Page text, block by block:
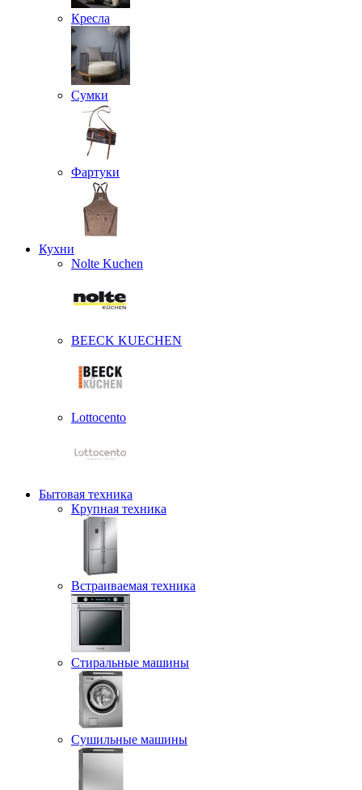
Кресла
Сумки
Фартуки
Кухни
Nolte Kuchen
BEECK KUECHEN
Lottocento
Бытовая техника
Крупная техника
Встраиваемая техника
Стиральные машины
Сушильные машины